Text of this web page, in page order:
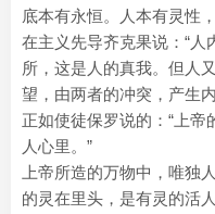
底本有永恒。人本有灵性
在主义先导齐克果说：“
所，这是人的真我。但人
望，由两者的冲突，产生
正如使徒保罗说的：“上
人心里。”
上帝所造的万物中，唯独
的灵在里头，是有灵的活